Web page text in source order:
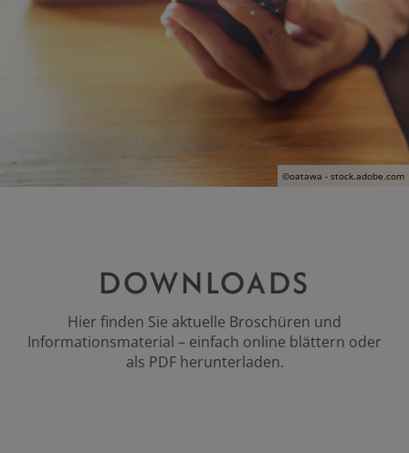
©oatawa - stock.adobe.com
DOWNLOADS
Hier finden Sie aktuelle Broschüren und
Informationsmaterial – einfach online blättern oder
als PDF herunterladen.